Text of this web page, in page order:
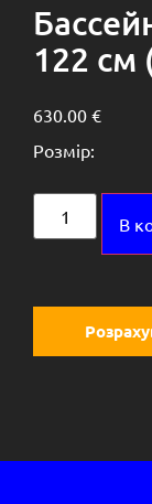
122 см
630.00 €
Розмір:
В